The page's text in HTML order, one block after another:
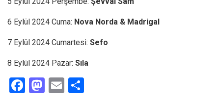
6 Eylül 2024 Cuma: Nova Norda & Madrigal
7 Eylül 2024 Cumartesi: Sefo
8 Eylül 2024 Pazar: Sıla
F
M E